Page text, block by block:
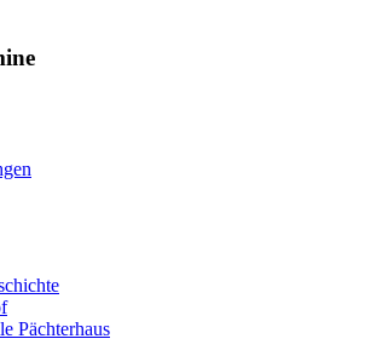
Pächterhaus